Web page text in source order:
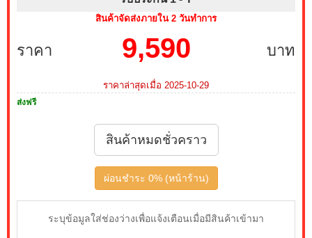
สินค้าจัดส่งภายใน 2 วันทำการ
ราคา บาท
9,590
ราคาล่าสุดเมื่อ 2025-10-29
ส่งฟรี
สินค้าหมดชั่วคราว
ผ่อนชำระ 0% (หน้าร้าน)
ระบุข้อมูลใส่ช่องว่างเพื่อแจ้งเตือนเมื่อมีสินค้าเข้ามา